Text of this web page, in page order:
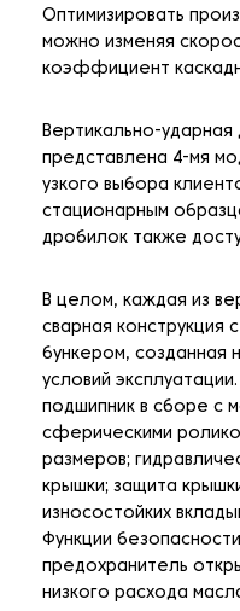
Оптимизировать
можно изменяя
коэффициент
Вертикально-ударная
представлена 4-мя
узкого выбора
стационарным
дробилок также
В целом, каждая из
сварная конструкция
бункером, созданная
условий
подшипник в сборе с
сферическими
размеров;
крышки; защита
износостойких
Функции
предохранитель
низкого расхода